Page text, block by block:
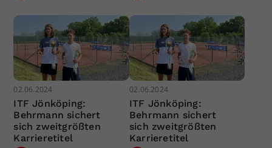
02.06.2024
ITF Jönköping:
Behrmann sichert
sich zweitgrößten
Karrieretitel
02.06.2024
ITF Jönköping:
Behrmann sichert
sich zweitgrößten
Karrieretitel